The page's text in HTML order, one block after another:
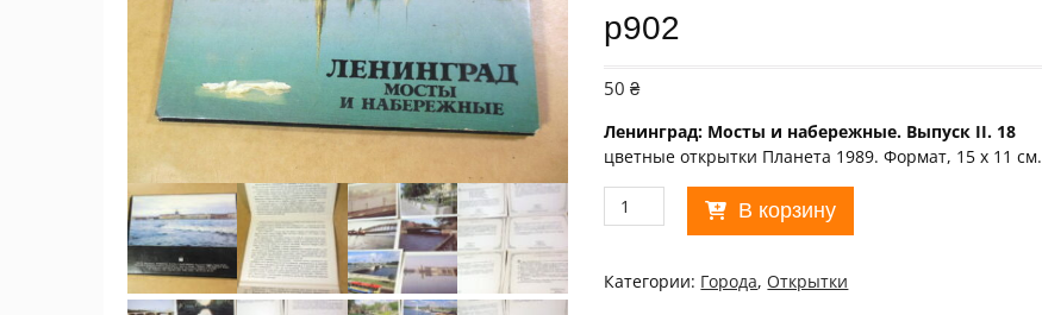
р902
50₴
Ленинград: Мосты и набережные. Выпуск II. 18
цветные открытки Планета 1989. Формат, 15 х 11 см.
Количество
товара
1989.
Ленинград:
В корзину
Категории: Города, Открытки